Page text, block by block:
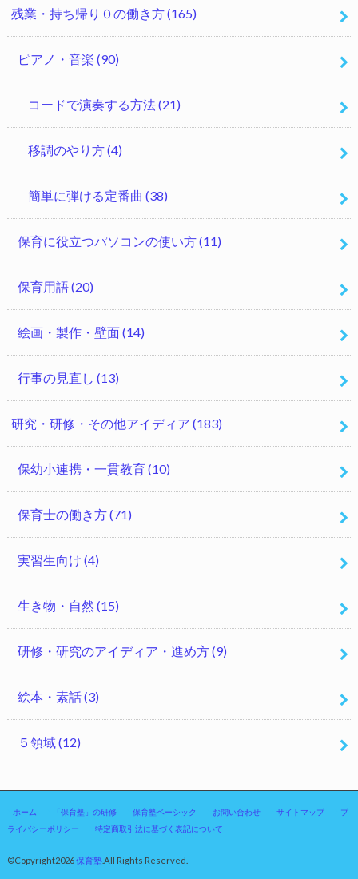
残業・持ち帰り０の働き方(165)
ピアノ・音楽 (90)
コードで演奏する方法(21)
移調のやり方(4)
簡単に弾ける定番曲 (38)
保育に役立つパソコンの使い方(11)
保育用語(20)
絵画・製作・壁面(14)
行事の見直し (13)
研究・研修・その他アイディア (183)
保幼小連携・一貫教育(10)
保育士の働き方(71)
実習生向け (4)
生き物・自然 (15)
研修・研究のアイディア・進め方(9)
絵本・素話(3)
５領域(12)
ホーム 「保育塾」の研修 保育塾ベーシック お問い合わせ サイトマップ
プ
ライバシーポリシー
特定商取引法に基づく表記について
©Copyright2026保育塾.All Rights Reserved.